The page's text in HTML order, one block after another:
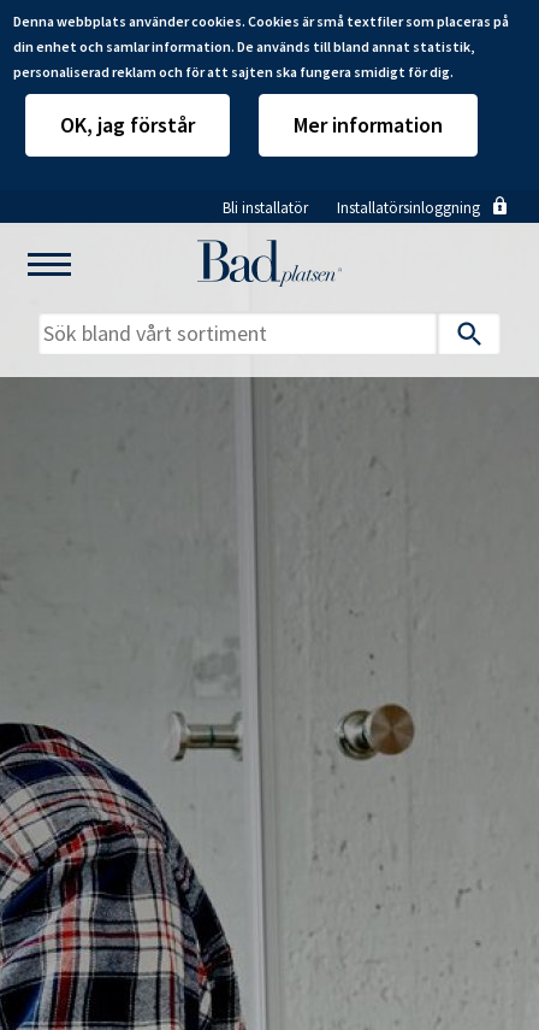
Denna webbplats använder cookies. Cookies är små textfiler som placeras på
din enhet och samlar information. De används till bland annat statistik,
personaliserad reklam och för att sajten ska fungera smidigt för dig.
OK, jag förstår Mer information
till
huvudinnehåll
Bli installatör Installatörsinloggning
Våra varumärken